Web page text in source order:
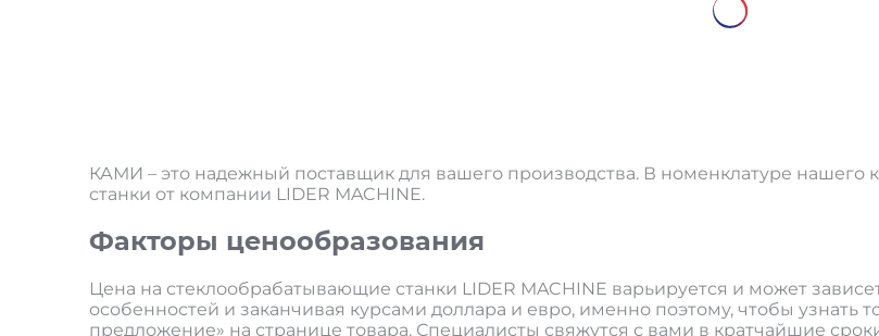
КАМИ – это надежный поставщик для вашего производства. В номенклатуре нашего
станки от компании LIDER MACHINE.
Факторы ценообразования
Цена на стеклообрабатывающие станки LIDER MACHINE варьируется и может
особенностей и заканчивая курсами доллара и евро, именно поэтому, чтобы узнать
предложение» на странице товара. Специалисты свяжутся с вами в кратчайшие